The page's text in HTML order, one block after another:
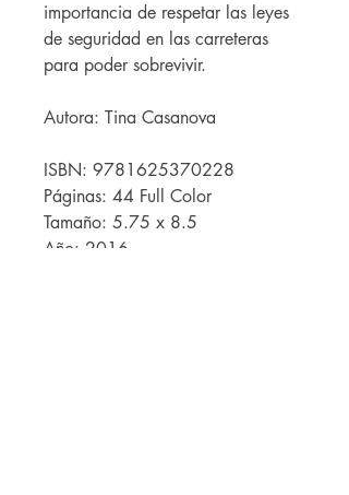
importancia de respetar las leyes
de seguridad en las carreteras
para poder sobrevivir.
Autora: Tina Casanova
ISBN: 9781625370228
Páginas: 44 Full Color
Tamaño: 5.75 x 8.5
Año: 2016